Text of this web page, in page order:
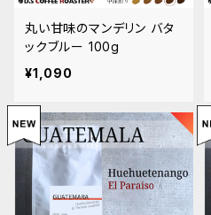
丸い甘味のマンデリン バタ
ックブルー 100g
¥1,090